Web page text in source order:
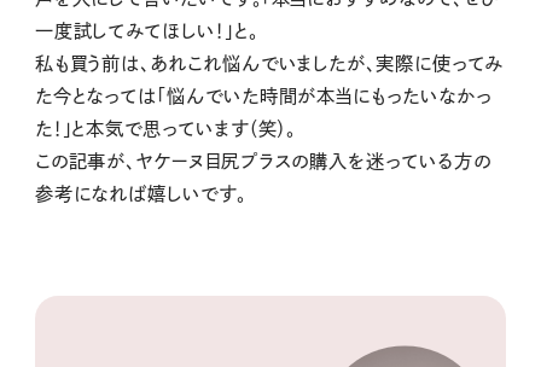
一度試してみてほしい！」と。
私も買う前は、あれこれ悩んでいましたが、実際に使ってみ
た今となっては「悩んでいた時間が本当にもったいなかっ
た！」と本気で思っています（笑）。
この記事が、ヤケーヌ目尻プラスの購入を迷っている方の
参考になれば嬉しいです。